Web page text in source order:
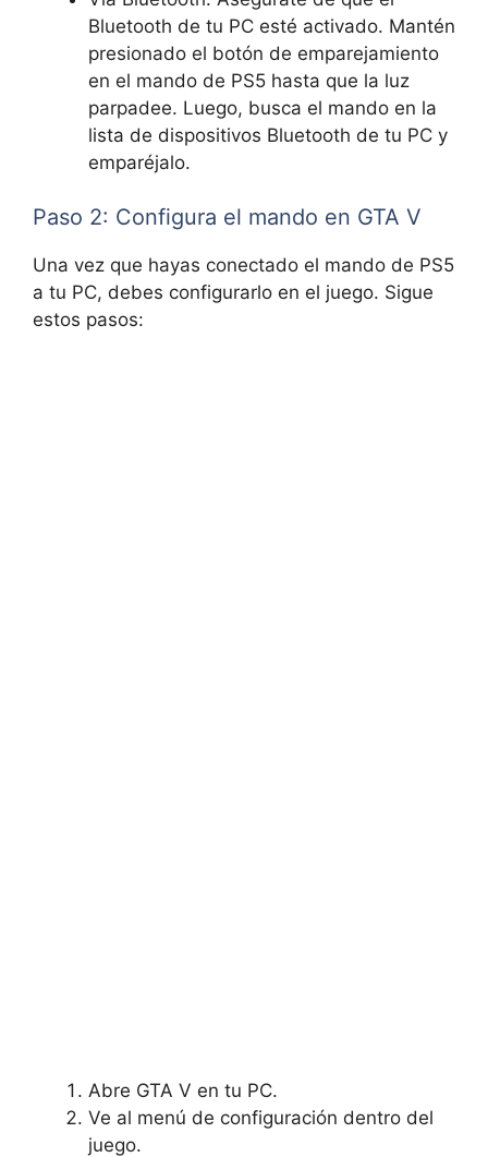
Bluetooth de tu PC esté activado. Mantén
presionado el botón de emparejamiento
en el mando de PS5 hasta que la luz
parpadee. Luego, busca el mando en la
lista de dispositivos Bluetooth de tu PC y
emparéjalo.
Paso 2: Configura el mando en GTA V
Una vez que hayas conectado el mando de PS5
a tu PC, debes configurarlo en el juego. Sigue
estos pasos:
Abre GTA V en tu PC.
Ve al menú de configuración dentro del
juego.